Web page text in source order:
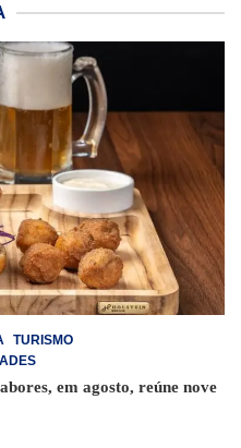
TURISMO
em agosto, reúne nove